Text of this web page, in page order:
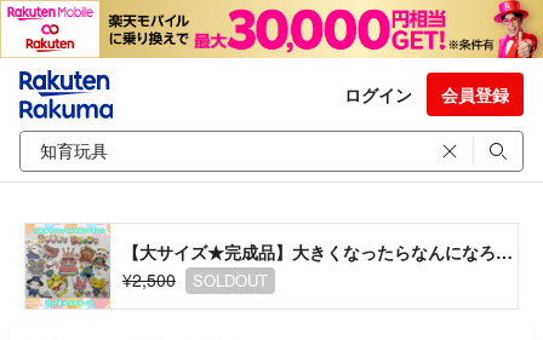
ログイン 会員登録
【大サイズ★完成品】大きくなったらなんになろう パネルシアター お誕生日保育教材
¥2,500
SOLDOUT